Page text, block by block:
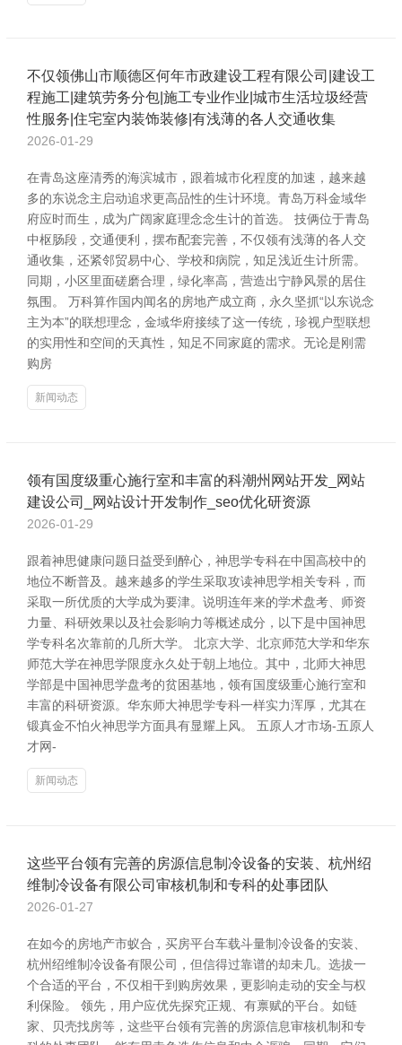
不仅领佛山市顺德区何年市政建设工程有限公司|建设工
程施工|建筑劳务分包|施工专业作业|城市生活垃圾经营
性服务|住宅室内装饰装修|有浅薄的各人交通收集
2026-01-29
在青岛这座清秀的海滨城市，跟着城市化程度的加速，越来越
多的东说念主启动追求更高品性的生计环境。青岛万科金域华
府应时而生，成为广阔家庭理念念生计的首选。 技俩位于青岛
中枢肠段，交通便利，摆布配套完善，不仅领有浅薄的各人交
通收集，还紧邻贸易中心、学校和病院，知足浅近生计所需。
同期，小区里面磋磨合理，绿化率高，营造出宁静风景的居住
氛围。 万科算作国内闻名的房地产成立商，永久坚抓“以东说念
主为本”的联想理念，金域华府接续了这一传统，珍视户型联想
的实用性和空间的天真性，知足不同家庭的需求。无论是刚需
购房
新闻动态
领有国度级重心施行室和丰富的科潮州网站开发_网站
建设公司_网站设计开发制作_seo优化研资源
2026-01-29
跟着神思健康问题日益受到醉心，神思学专科在中国高校中的
地位不断普及。越来越多的学生采取攻读神思学相关专科，而
采取一所优质的大学成为要津。说明连年来的学术盘考、师资
力量、科研效果以及社会影响力等概述成分，以下是中国神思
学专科名次靠前的几所大学。 北京大学、北京师范大学和华东
师范大学在神思学限度永久处于朝上地位。其中，北师大神思
学部是中国神思学盘考的贫困基地，领有国度级重心施行室和
丰富的科研资源。华东师大神思学专科一样实力浑厚，尤其在
锻真金不怕火神思学方面具有显耀上风。 五原人才市场-五原人
才网-
新闻动态
这些平台领有完善的房源信息制冷设备的安装、杭州绍
维制冷设备有限公司审核机制和专科的处事团队
2026-01-27
在如今的房地产市蚁合，买房平台车载斗量制冷设备的安装、
杭州绍维制冷设备有限公司，但信得过靠谱的却未几。选拔一
个合适的平台，不仅相干到购房效果，更影响走动的安全与权
利保险。 领先，用户应优先探究正规、有禀赋的平台。如链
家、贝壳找房等，这些平台领有完善的房源信息审核机制和专